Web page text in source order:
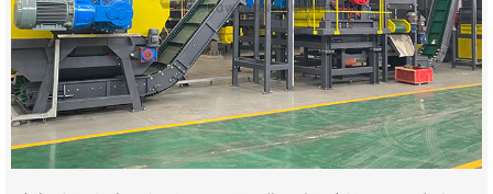
态
联
系
郑
州
市
九